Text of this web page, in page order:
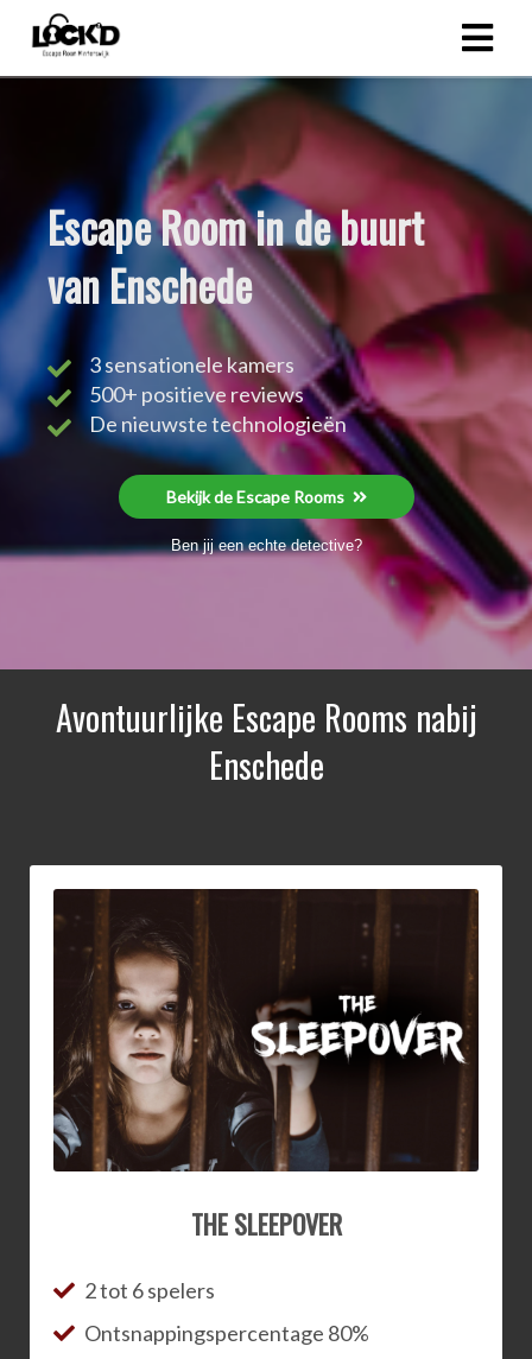
Escape Room in de buurt
van Enschede
3 sensationele kamers
500+ positieve reviews
De nieuwste technologieën
Bekijk de Escape Rooms
Ben jij een echte detective?
Avontuurlijke Escape Rooms nabij
Enschede
THE SLEEPOVER
2 tot 6 spelers
Ontsnappingspercentage 80%